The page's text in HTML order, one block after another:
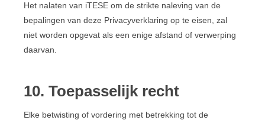
Het nalaten van iTESE om de strikte naleving van de
bepalingen van deze Privacyverklaring op te eisen, zal
niet worden opgevat als een enige afstand of verwerping
daarvan.
10. Toepasselijk recht
Elke betwisting of vordering met betrekking tot de